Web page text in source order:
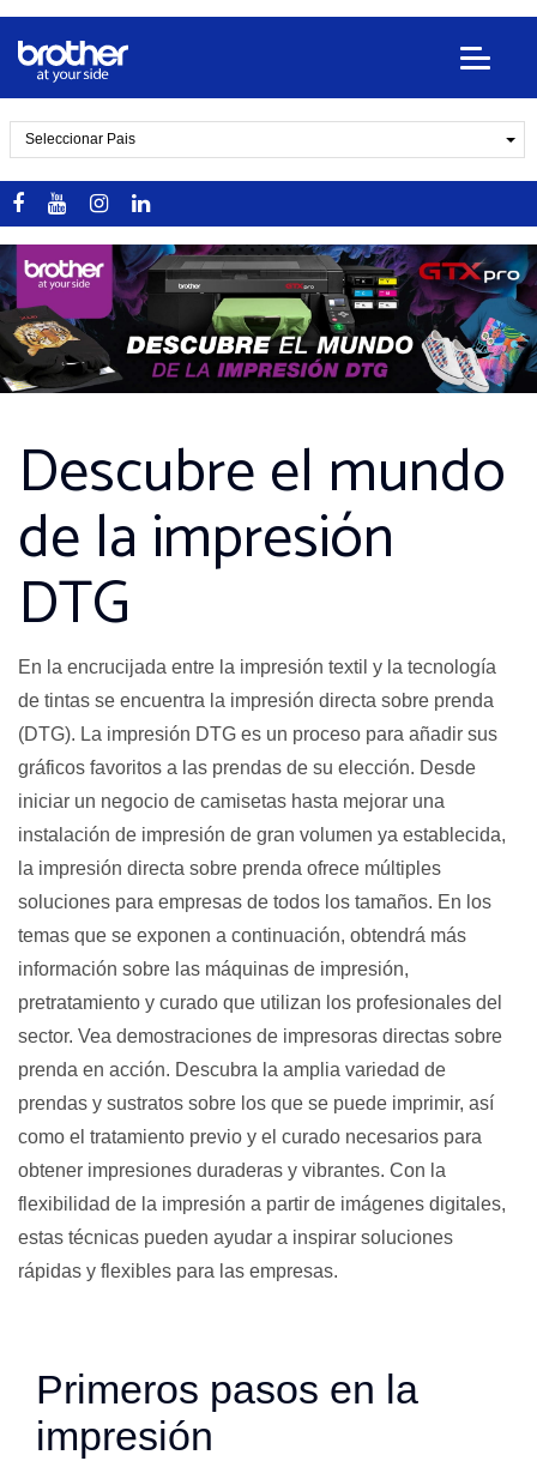
Seleccionar Pais
Descubre el mundo
de la impresión
DTG
En la encrucijada entre la impresión textil y la tecnología
de tintas se encuentra la impresión directa sobre prenda
(DTG). La impresión DTG es un proceso para añadir sus
gráficos favoritos a las prendas de su elección. Desde
iniciar un negocio de camisetas hasta mejorar una
instalación de impresión de gran volumen ya establecida,
la impresión directa sobre prenda ofrece múltiples
soluciones para empresas de todos los tamaños. En los
temas que se exponen a continuación, obtendrá más
información sobre las máquinas de impresión,
pretratamiento y curado que utilizan los profesionales del
sector. Vea demostraciones de impresoras directas sobre
prenda en acción. Descubra la amplia variedad de
prendas y sustratos sobre los que se puede imprimir, así
como el tratamiento previo y el curado necesarios para
obtener impresiones duraderas y vibrantes. Con la
flexibilidad de la impresión a partir de imágenes digitales,
estas técnicas pueden ayudar a inspirar soluciones
rápidas y flexibles para las empresas.
Primeros pasos en la
impresión